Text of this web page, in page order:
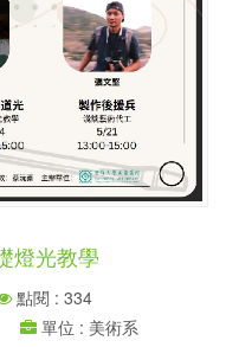
燈光教學
點閱 : 334
單位 : 美術系